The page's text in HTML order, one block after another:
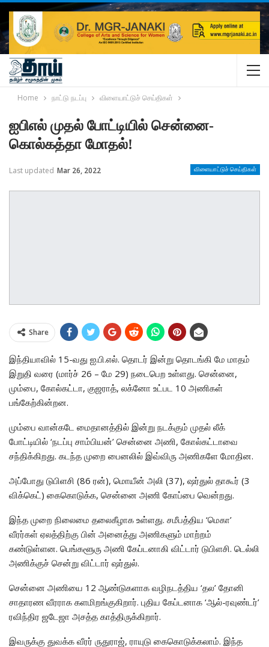
Home நாட்டு நடப்பு விளையாட்டுச் செய்திகள்
ஐபிஎல் முதல் போட்டியில் சென்னை-
கொல்கத்தா மோதல்!
விளையாட்டுச் செய்திகள்
Last updated Mar 26, 2022
Share
இந்தியாவில் 15-வது ஐ.பி.எல். தொடர் இன்று தொடங்கி மே மாதம்
இறுதி வரை (மார்ச் 26 – மே 29) நடைபெற உள்ளது. சென்னை,
மும்பை, கோல்கட்டா, குஜராத், லக்னோ உட்பட 10 அணிகள்
பங்கேற்கின்றன.
மும்பை வான்கடே மைதானத்தில் இன்று நடக்கும் முதல் லீக்
போட்டியில் ‘நடப்பு சாம்பியன்’ சென்னை அணி, கோல்கட்டாவை
சந்திக்கிறது. கடந்த முறை பைனலில் இவ்விரு அணிகளே மோதின.
அப்போது டுபிளசி (86 ரன்), மொயீன் அலி (37), ஷர்துல் தாகூர் (3
விக்கெட்) கைகொடுக்க, சென்னை அணி கோப்பை வென்றது.
இந்த முறை நிலைமை தலைகீழாக உள்ளது. சமீபத்திய ‘மெகா’
வீரர்கள் ஏலத்திற்கு பின் அனைத்து அணிகளும் மாற்றம்
கண்டுள்ளன. பெங்களூரு அணி கேப்டனாகி விட்டார் டுபிளசி. டெல்லி
அணிக்குச் சென்று விட்டார் ஷர்துல்.
சென்னை அணியை 12 ஆண்டுகளாக வழிநடத்திய ‘தல’ தோனி
சாதாரண வீரராக களமிறங்குகிறார். புதிய கேப்டனாக ‘ஆல்-ரவுண்டர்’
ரவிந்திர ஜடேஜா அசத்த காத்திருக்கிறார்.
இவருக்கு துவக்க வீரர் ருதுராஜ், ராயுடு கைகொடுக்கலாம். இந்த